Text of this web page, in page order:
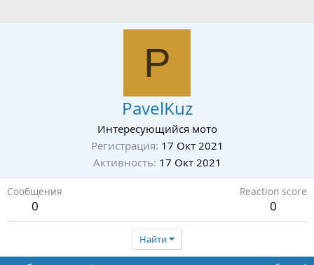
P
PavelKuz
Интересующийся мото
Регистрация 17 Окт 2021
Активность 17 Окт 2021
Сообщения
0
Reaction score
0
Найти